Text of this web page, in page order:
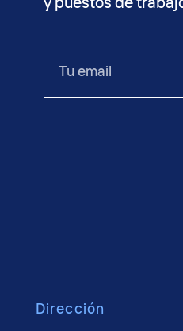
y puestos de
Dirección